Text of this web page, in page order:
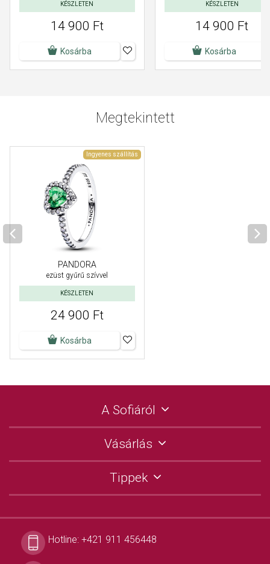
KÉSZLETEN
14 900 Ft
Kosárba
KÉSZLETEN
14 900 Ft
Kosárba
Megtekintett
Ingyenes szállítás
PANDORA
ezüst gyűrű szívvel
KÉSZLETEN
24 900 Ft
Kosárba
A Sofiáról
Vásárlás
Tippek
Hotline: +421 911 456448